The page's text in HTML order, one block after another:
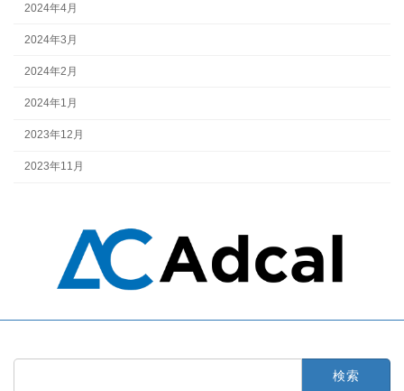
2024年4月
2024年3月
2024年2月
2024年1月
2023年12月
2023年11月
検